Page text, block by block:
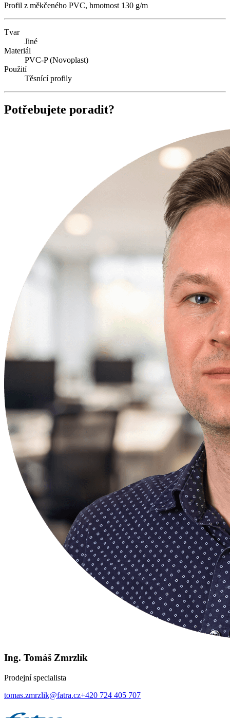
Profil z měkčeného PVC, hmotnost 130 g/m
Tvar
Jiné
Materiál
PVC-P (Novoplast)
Použití
Těsnící profily
Potřebujete poradit?
Ing. Tomáš Zmrzlík
Prodejní specialista
tomas.zmrzlik@fatra.cz+420 724 405 707